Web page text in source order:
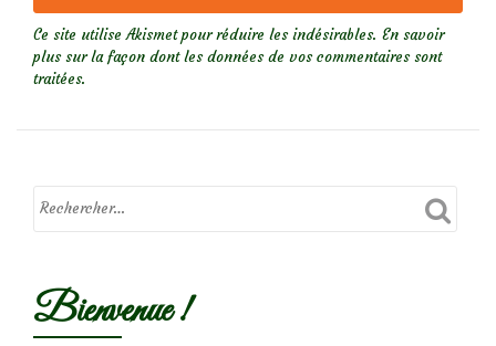
Ce site utilise Akismet pour réduire les indésirables. En savoir
plus sur la façon dont les données de vos commentaires sont
traitées.
Bienvenue !